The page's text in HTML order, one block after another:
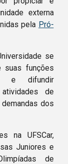
externa
pela Pró-
se
suas funções
e difundir
atividades de
dos
na UFSCar,
Juniores e
de